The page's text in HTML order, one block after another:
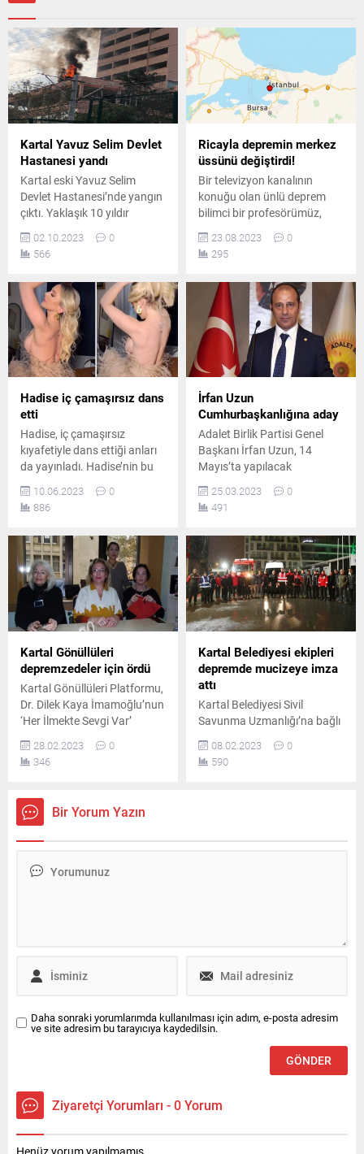
Kartal Yavuz Selim Devlet
Hastanesi yandı
Kartal eski Yavuz Selim
Devlet Hastanesi’nde yangın
çıktı. Yaklaşık 10 yıldır
gerekçesiyle boşaltılan
hastanenin tahliye
Kartal'da paniğe yol açtı.
02.10.2023
0
566
Ricayla depremin merkez
üssünü değiştirdi!
Bir televizyon kanalının
konuğu olan ünlü deprem
bilimci bir profesörümüz,
deprem üssünün yerini
değiştirerek herkesi şoke
23.08.2023
0
295
Hadise iç çamaşırsız dans
etti
Hadise, iç çamaşırsız
kıyafetiyle dans ettiği anları
da yayınladı. Hadise’nin bu
seksi dansı sosyal medyayı
salladı..
10.06.2023
0
886
İrfan Uzun
Cumhurbaşkanlığına aday
Adalet Birlik Partisi Genel
Başkanı İrfan Uzun, 14
Mayıs’ta yapılacak
seçimlerde
Cumhurbaşkanlığı’na aday
oldu..
25.03.2023
0
491
Kartal Gönüllüleri
depremzedeler için ördü
Kartal Gönüllüleri Platformu,
Dr. Dilek Kaya İmamoğlu’nun
‘Her İlmekte Sevgi Var’
sloganıyla başlattığı yardım
kampanyası çerçevesinde
depremzede çocuklar için,
28.02.2023
0
346
Kartal Belediyesi ekipleri
depremde mucizeye imza
attı
Kartal Belediyesi Sivil
Savunma Uzmanlığı’na bağlı
Arama-Kurtarma ekiplerimiz
tüm gece gece süren
çalışmalar sonucu sabah
08.02.2023
0
590
Bir Yorum Yazın
Daha sonraki yorumlarımda kullanılması için adım, e-posta adresim
ve site adresim bu tarayıcıya kaydedilsin.
Ziyaretçi Yorumları - 0 Yorum